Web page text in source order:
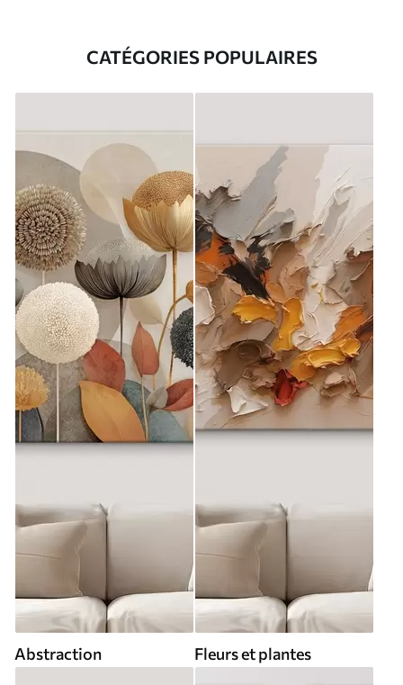
CATÉGORIES POPULAIRES
Abstraction Fleurs et plantes